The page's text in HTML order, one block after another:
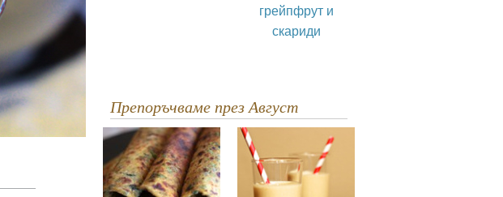
грейпфрут и
скариди
Препоръчваме през Август